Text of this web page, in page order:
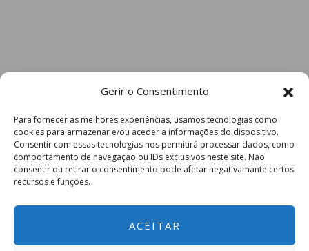
Gerir o Consentimento
Para fornecer as melhores experiências, usamos tecnologias como
cookies para armazenar e/ou aceder a informações do dispositivo.
Consentir com essas tecnologias nos permitirá processar dados, como
comportamento de navegação ou IDs exclusivos neste site. Não
consentir ou retirar o consentimento pode afetar negativamante certos
recursos e funções.
ACEITAR